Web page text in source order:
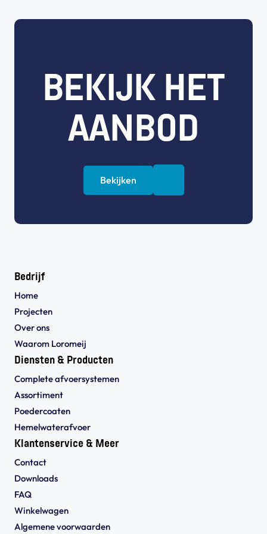
BEKIJK HET
AANBOD
Bekijken
Bedrijf
Home
Projecten
Over ons
Waarom Loromeij
Diensten & Producten
Complete afvoersystemen
Assortiment
Poedercoaten
Hemelwaterafvoer
Klantenservice & Meer
Contact
Downloads
FAQ
Winkelwagen
Algemene voorwaarden